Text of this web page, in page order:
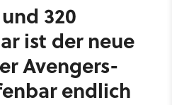
320
ist der neue
Avengers-
endlich